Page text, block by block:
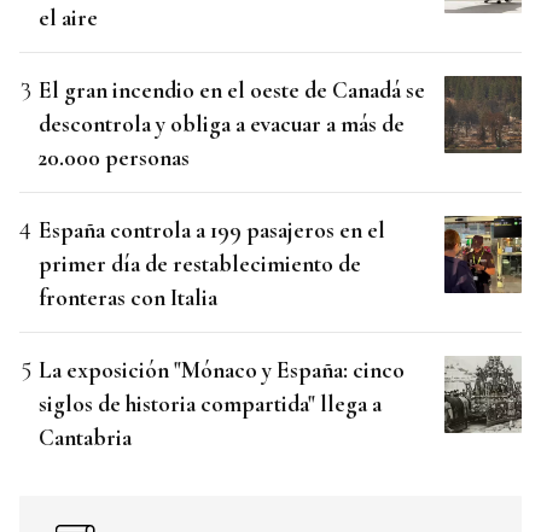
el aire
El gran incendio en el oeste de Canadá se
descontrola y obliga a evacuar a más de
20.000 personas
España controla a 199 pasajeros en el
primer día de restablecimiento de
fronteras con Italia
La exposición "Mónaco y España: cinco
siglos de historia compartida" llega a
Cantabria